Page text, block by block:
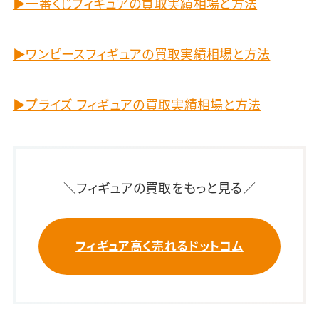
▶ワンピースフィギュアの買取実績相場と方法
▶プライズ フィギュアの買取実績相場と方法
＼フィギュアの買取をもっと見る／
フィギュア高く売れるドットコム